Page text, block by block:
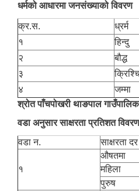
धर्मको आधारमा जनसंख्याको विवरण
क्र.स. ध्रर्म
१
हिन्दु
२
बौद्ध
३
४
जम्मा
श्रोत पाँचपोखरी थाङपाल
वडा अनुसार साक्षरता प्रतिशत विवरण
वडा न.
साक्षरता दर
१
औषतमा
महिला
पुरुष